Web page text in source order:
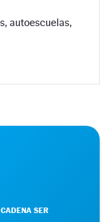
autoescuelas,
CADENA SER